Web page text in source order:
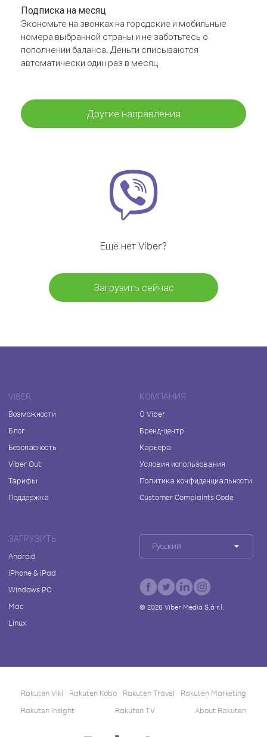
Подписка на месяц
Экономьте на звонках на городские и мобильные
номера выбранной страны и не заботьтесь о
пополнении баланса. Деньги списываются
автоматически один раз в месяц
Другие направления
Ещё нет Viber?
Загрузить сейчас
VIBER
Возможности
Блог
Безопасность
Viber Out
Тарифы
Поддержка
КОМПАНИЯ
О Viber
Бренд-центр
Карьера
Условия использования
Политика конфиденциальности
Customer Complaints Code
ЗАГРУЗИТЬ
Android
iPhone & iPad
Windows PC
Mac
Linux
Русский
© 2026Viber Media S.à r.l.
Rakuten Viki Rakuten Kobo Rakuten Travel
Rakuten Marketing
Rakuten Insight
Rakuten TV About Rakuten